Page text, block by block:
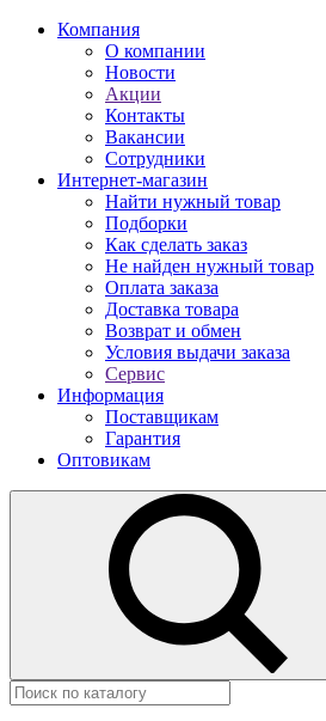
Компания
О компании
Новости
Акции
Контакты
Вакансии
Сотрудники
Интернет-магазин
Найти нужный товар
Подборки
Как сделать заказ
Не найден нужный товар
Оплата заказа
Доставка товара
Возврат и обмен
Условия выдачи заказа
Сервис
Информация
Поставщикам
Гарантия
Оптовикам